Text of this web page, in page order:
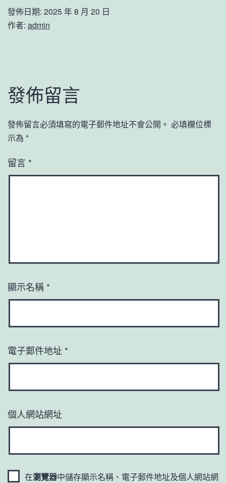
發佈日期: 2025 年 8 月 20 日
作者: admin
發佈留言
發佈留言必須填寫的電子郵件地址不會公開。 必填欄位標
示為 *
留言 *
顯示名稱 *
電子郵件地址 *
個人網站網址
在瀏覽器中儲存顯示名稱、電子郵件地址及個人網站網